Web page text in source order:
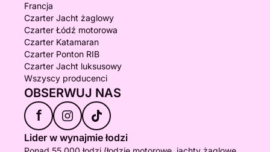
Francja
Czarter Jacht żaglowy
Czarter Łódź motorowa
Czarter Katamaran
Czarter Ponton RIB
Czarter Jacht luksusowy
Wszyscy producenci
OBSERWUJ NAS
f
Lider w wynajmie łodzi